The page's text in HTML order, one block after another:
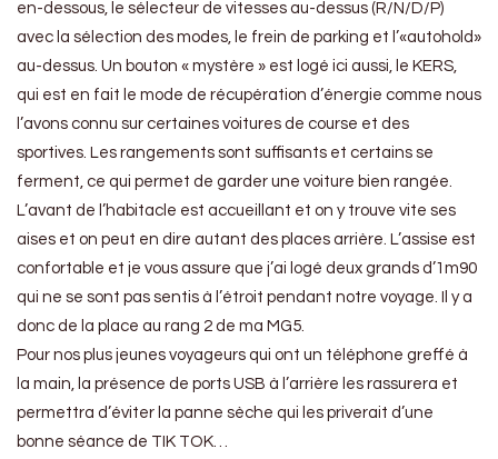
en-dessous, le sélecteur de vitesses au-dessus (R/N/D/P)
avec la sélection des modes, le frein de parking et l’«autohold»
au-dessus. Un bouton « mystère » est logé ici aussi, le KERS,
qui est en fait le mode de récupération d’énergie comme nous
l’avons connu sur certaines voitures de course et des
sportives. Les rangements sont suffisants et certains se
ferment, ce qui permet de garder une voiture bien rangée.
L’avant de l’habitacle est accueillant et on y trouve vite ses
aises et on peut en dire autant des places arrière. L’assise est
confortable et je vous assure que j’ai logé deux grands d’1m90
qui ne se sont pas sentis à l’étroit pendant notre voyage. Il y a
donc de la place au rang 2 de ma MG5.
Pour nos plus jeunes voyageurs qui ont un téléphone greffé à
la main, la présence de ports USB à l’arrière les rassurera et
permettra d’éviter la panne sèche qui les priverait d’une
bonne séance de TIK TOK…